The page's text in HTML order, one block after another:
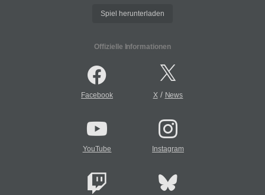
Spiel herunterladen
Offizielle Informationen
Facebook X/ News
YouTube Instagram